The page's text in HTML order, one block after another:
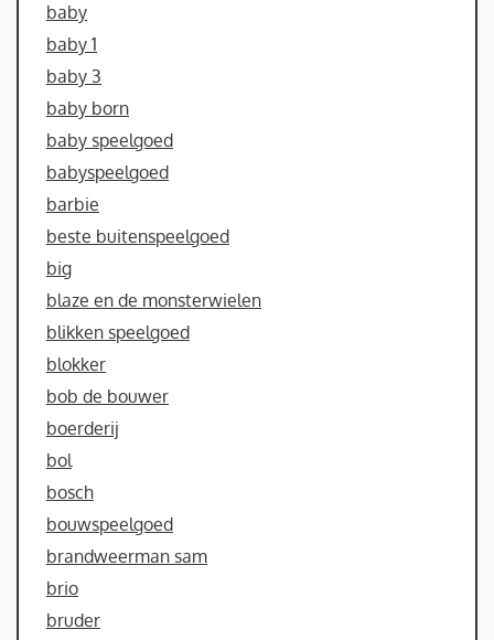
baby
baby 1
baby 3
baby born
baby speelgoed
babyspeelgoed
barbie
beste buitenspeelgoed
big
blaze en de monsterwielen
blikken speelgoed
blokker
bob de bouwer
boerderij
bol
bosch
bouwspeelgoed
brandweerman sam
brio
bruder